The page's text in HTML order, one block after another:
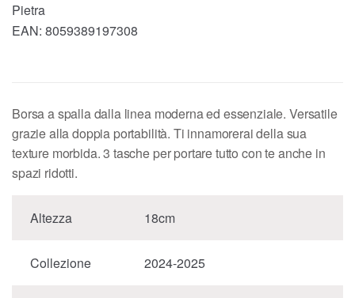
Pietra
EAN: 8059389197308
Borsa a spalla dalla linea moderna ed essenziale. Versatile
grazie alla doppia portabilità. Ti innamorerai della sua
texture morbida. 3 tasche per portare tutto con te anche in
spazi ridotti.
Altezza 18cm
Collezione 2024-2025